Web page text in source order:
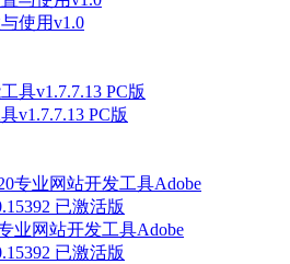
使用v1.0
v1.7.7.13 PC版
业网站开发工具Adobe
已激活版